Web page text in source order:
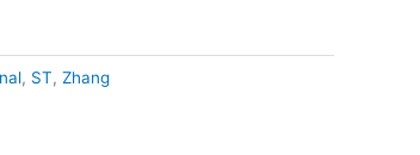
, ST, Zhang